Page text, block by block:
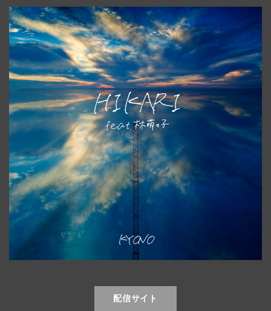
配信サイト